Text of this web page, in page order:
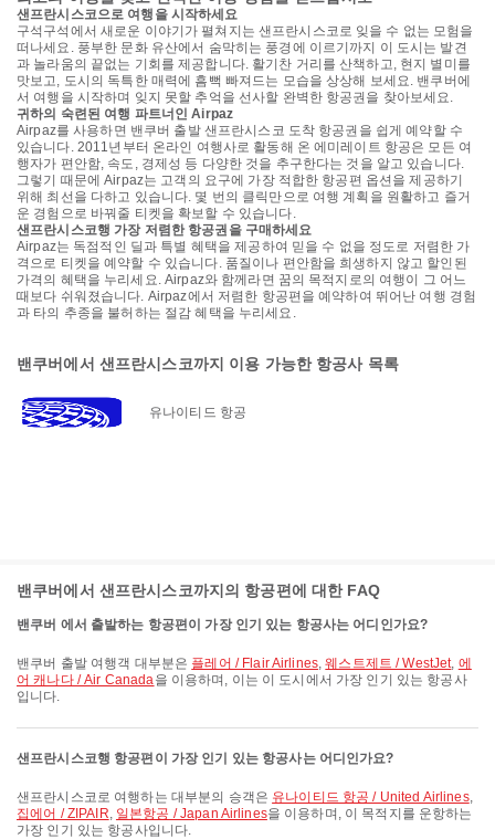
샌프란시스코으로 여행을 시작하세요
구석구석에서 새로운 이야기가 펼쳐지는 샌프란시스코로 잊을 수 없는 모험을
떠나세요. 풍부한 문화 유산에서 숨막히는 풍경에 이르기까지 이 도시는 발견
과 놀라움의 끝없는 기회를 제공합니다. 활기찬 거리를 산책하고, 현지 별미를
맛보고, 도시의 독특한 매력에 흠뻑 빠져드는 모습을 상상해 보세요. 밴쿠버에
서 여행을 시작하며 잊지 못할 추억을 선사할 완벽한 항공권을 찾아보세요.
귀하의 숙련된 여행 파트너인 Airpaz
Airpaz를 사용하면 밴쿠버 출발 샌프란시스코 도착 항공권을 쉽게 예약할 수
있습니다. 2011년부터 온라인 여행사로 활동해 온 에미레이트 항공은 모든 여
행자가 편안함, 속도, 경제성 등 다양한 것을 추구한다는 것을 알고 있습니다.
그렇기 때문에 Airpaz는 고객의 요구에 가장 적합한 항공편 옵션을 제공하기
위해 최선을 다하고 있습니다. 몇 번의 클릭만으로 여행 계획을 원활하고 즐거
운 경험으로 바꿔줄 티켓을 확보할 수 있습니다.
샌프란시스코행 가장 저렴한 항공권을 구매하세요
Airpaz는 독점적인 딜과 특별 혜택을 제공하여 믿을 수 없을 정도로 저렴한 가
격으로 티켓을 예약할 수 있습니다. 품질이나 편안함을 희생하지 않고 할인된
가격의 혜택을 누리세요. Airpaz와 함께라면 꿈의 목적지로의 여행이 그 어느
때보다 쉬워졌습니다. Airpaz에서 저렴한 항공편을 예약하여 뛰어난 여행 경험
과 타의 추종을 불허하는 절감 혜택을 누리세요.
밴쿠버에서 샌프란시스코까지 이용 가능한 항공사 목록
유나이티드 항공
밴쿠버에서 샌프란시스코까지의 항공편에 대한 FAQ
밴쿠버 에서 출발하는 항공편이 가장 인기 있는 항공사는 어디인가요?
밴쿠버 출발 여행객 대부분은 플레어 / Flair Airlines,웨스트제트 / WestJet, 에
어 캐나다 / Air Canada을 이용하며, 이는 이 도시에서 가장 인기 있는 항공사
입니다.
샌프란시스코행 항공편이 가장 인기 있는 항공사는 어디인가요?
샌프란시스코로 여행하는 대부분의 승객은 유나이티드 항공 / United Airlines,
집에어 / ZIPAIR, 일본항공 / Japan Airlines을 이용하며, 이 목적지를 운항하는
가장 인기 있는 항공사입니다.